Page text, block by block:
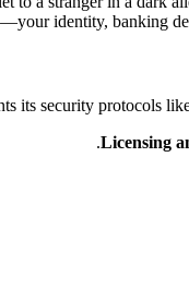
identity, banking
its security protocols
Licensing